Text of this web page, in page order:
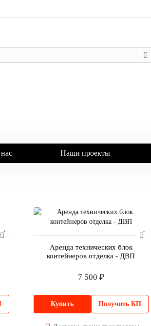
Наши проекты
Аренда технических блок
контейнеров отделка - ДВП
7 500 ₽
Купить Получить КП